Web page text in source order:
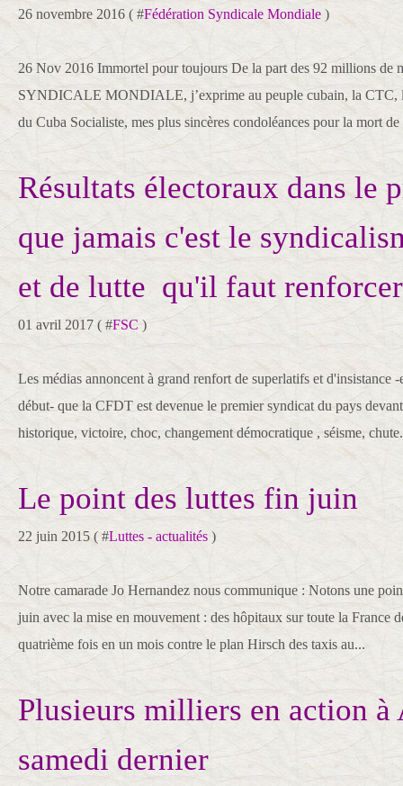
26 novembre 2016 ( #Fédération Syndicale Mondiale )
26 Nov 2016 Immortel pour toujours De la part des 92 millions de
SYNDICALE MONDIALE, j’exprime au peuple cubain, la CTC,
du Cuba Socialiste, mes plus sincères condoléances pour la mort
Résultats électoraux dans le
que jamais c'est le
et de lutte qu'il faut
01 avril 2017 ( #FSC )
Les médias annoncent à grand renfort de superlatifs et d'insistance
début- que la CFDT est devenue le premier syndicat du pays
historique, victoire, choc, changement démocratique , séisme,
Le point des luttes fin juin
22 juin 2015 ( #Luttes - actualités )
Notre camarade Jo Hernandez nous communique : Notons une
juin avec la mise en mouvement : des hôpitaux sur toute la France
quatrième fois en un mois contre le plan Hirsch des taxis au...
Plusieurs milliers en action à
samedi dernier